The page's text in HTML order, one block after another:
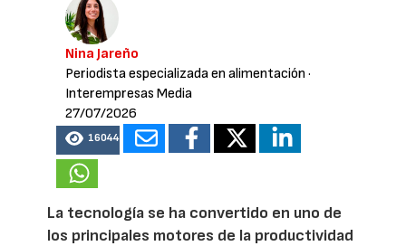
Nina Jareño
Periodista especializada en alimentación ·
Interempresas Media
27/07/2026
16044
La tecnología se ha convertido en uno de
los principales motores de la productividad